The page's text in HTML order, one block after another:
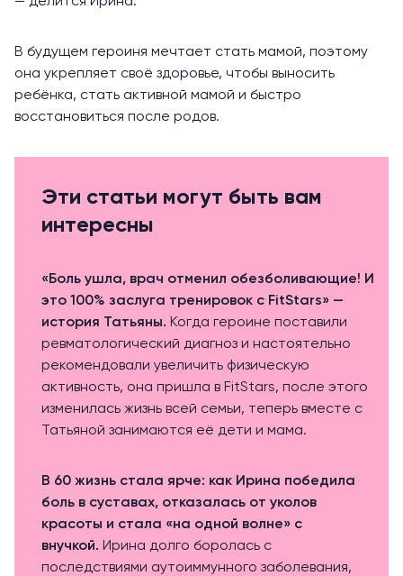
В будущем героиня мечтает стать мамой, поэтому
она укрепляет своё здоровье, чтобы выносить
ребёнка, стать активной мамой и быстро
восстановиться после родов.
Эти статьи могут быть вам
интересны
«Боль ушла, врач отменил обезболивающие! И
это 100% заслуга тренировок с FitStars» —
история Татьяны. Когда героине поставили
ревматологический диагноз и настоятельно
рекомендовали увеличить физическую
активность, она пришла в FitStars, после этого
изменилась жизнь всей семьи, теперь вместе с
Татьяной занимаются её дети и мама.
В 60 жизнь стала ярче: как Ирина победила
боль в суставах, отказалась от уколов
красоты и стала «на одной волне» с
внучкой. Ирина долго боролась с
последствиями аутоиммунного заболевания,